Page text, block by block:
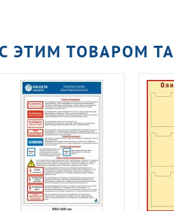
С ЭТИМ ТОВАРОМ